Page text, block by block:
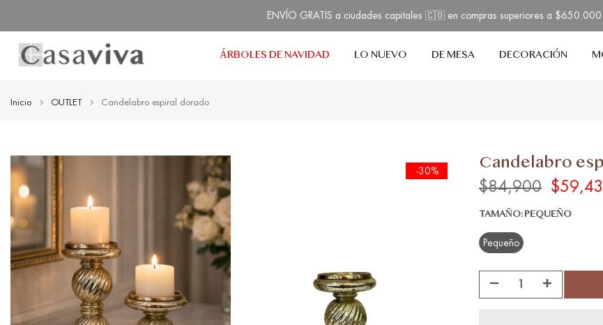
al
contenido
ENVÍO GRATIS a ciudades capitales 🇨🇴 en compras superiores a
ÁRBOLES DE NAVIDAD LO NUEVO DE MESA DECORACIÓN
Inicio OUTLET Candelabro espiral dorado
-30% Candelabro
$84,900
TAMAÑO:PEQUEÑO
Pequeño